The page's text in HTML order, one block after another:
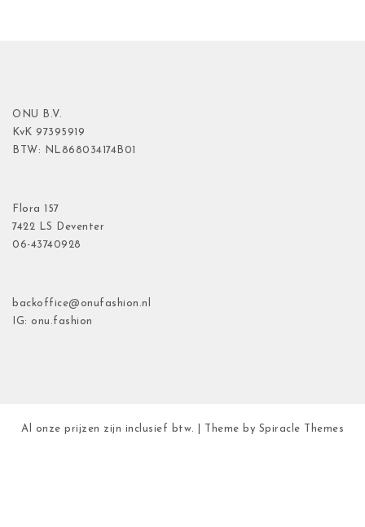
ONU B.V.
KvK 97395919
BTW: NL868034174B01
Flora 157
7422 LS Deventer
06-43740928
backoffice@onufashion.nl
IG: onu.fashion
Al onze prijzen zijn inclusief btw. | Theme by Spiracle Themes